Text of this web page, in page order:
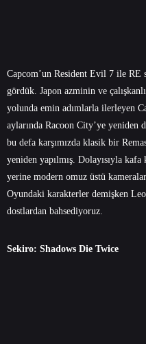
Capcom’un Resident Evil 7 ile
gördük. Japon azminin ve
yolunda emin adımlarla ilerleyen
aylarında Racoon City’ye
bu defa karşımızda klasik bir
yeniden yapılmış. Dolayısıyla
yerine modern omuz üstü
Oyundaki karakterler demişken
dostlardan bahsediyoruz.
Sekiro: Shadows Die Twice